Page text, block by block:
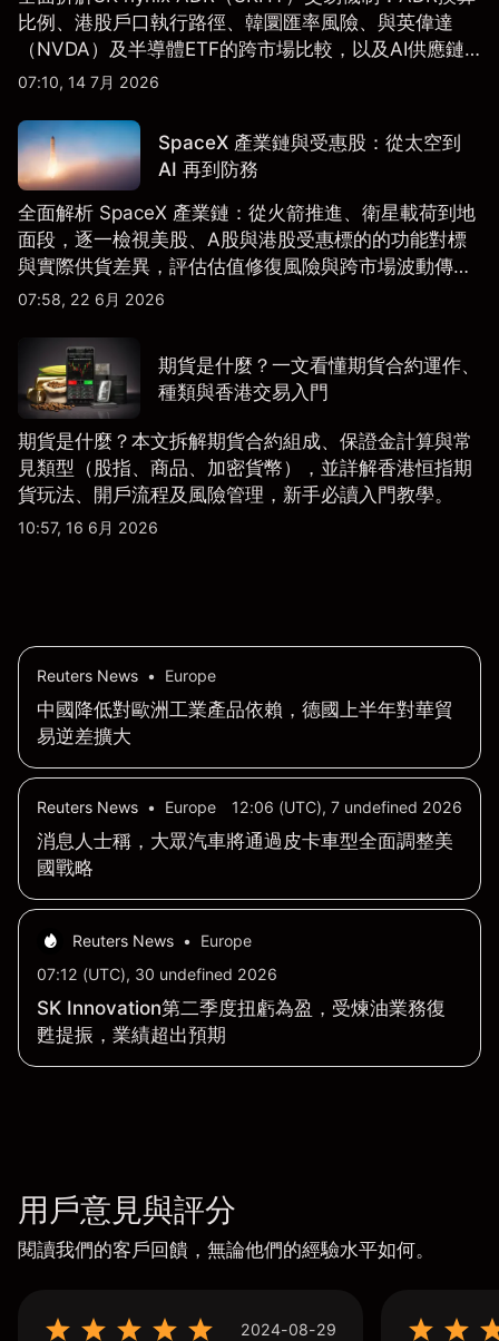
比例、港股戶口執行路徑、韓圜匯率風險、與英偉達
（NVDA）及半導體ETF的跨市場比較，以及AI供應鏈
配置框架，適合香港及亞洲投資者參考。
07:10, 14 7月 2026
SpaceX 產業鏈與受惠股：從太空到
AI 再到防務
全面解析 SpaceX 產業鏈：從火箭推進、衛星載荷到地
面段，逐一檢視美股、A股與港股受惠標的的功能對標
與實際供貨差異，評估估值修復風險與跨市場波動傳
導。
07:58, 22 6月 2026
期貨是什麼？一文看懂期貨合約運作、
種類與香港交易入門
期貨是什麼？本文拆解期貨合約組成、保證金計算與常
見類型（股指、商品、加密貨幣），並詳解香港恒指期
貨玩法、開戶流程及風險管理，新手必讀入門教學。
10:57, 16 6月 2026
Reuters News • Europe
中國降低對歐洲工業產品依賴，德國上半年對華貿
易逆差擴大
Reuters News • Europe 12:06 (UTC), 7 undefined 2026
消息人士稱，大眾汽車將通過皮卡車型全面調整美
國戰略
Reuters News •
Europe
07:12 (UTC), 30 undefined 2026
SK Innovation第二季度扭虧為盈，受煉油業務復
甦提振，業績超出預期
用戶意見與評分
閱讀我們的客戶回饋，無論他們的經驗水平如何。
2024-08-29